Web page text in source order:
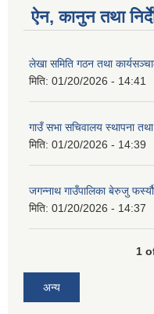
ऐन, कानुन तथा
लेखा समिति गठन तथा
मिति: 01/20/2026 - 14:41
गाउँ सभा सचिवालय स्थापना
मिति: 01/20/2026 - 14:39
जगन्नाथ गाउँपालिका बेरुजु
मिति: 01/20/2026 - 14:37
1
अन्य